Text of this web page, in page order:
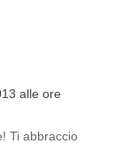
alle ore
Ti abbraccio